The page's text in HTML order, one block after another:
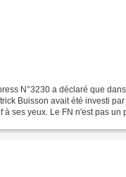
N°3230 a déclaré que
Buisson avait été investi par
ses yeux. Le FN n'est pas un